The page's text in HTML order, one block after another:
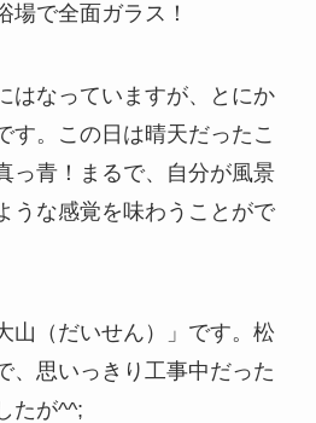
場で全面ガラス！
はなっていますが、とにか
す。この日は晴天だったこ
っ青！まるで、自分が風景
うな感覚を味わうことがで
山（だいせん）」です。松
、思いっきり工事中だった
たが^^;